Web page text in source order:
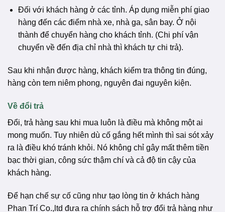
Đối với khách hàng ở các tỉnh. Áp dụng miễn phí giao
hàng đến các điểm nhà xe, nhà ga, sân bay. Ở nội
thành để chuyển hàng cho khách tỉnh. (Chi phí vận
chuyển về đến địa chỉ nhà thì khách tự chi trả).
Sau khi nhận được hàng, khách kiểm tra thông tin đúng,
hàng còn tem niêm phong, nguyên đai nguyên kiện.
Về đổi trả
Đổi, trả hàng sau khi mua luôn là điều mà không một ai
mong muốn. Tuy nhiên dù cố gắng hết mình thì sai sót xảy
ra là điều khó tránh khỏi. Nó không chỉ gây mất thêm tiền
bạc thời gian, công sức thậm chí và cả độ tin cậy của
khách hàng.
Để hạn chế sự cố cũng như tạo lòng tin ở khách hàng
Phan Trí Co.,ltd đưa ra chính sách hỗ trợ đổi trả hàng như